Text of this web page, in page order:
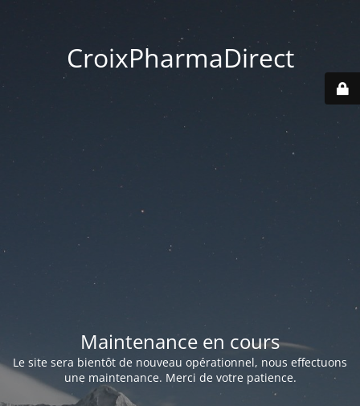
CroixPharmaDirect
Maintenance en cours
Le site sera bientôt de nouveau opérationnel, nous effectuons
une maintenance. Merci de votre patience.